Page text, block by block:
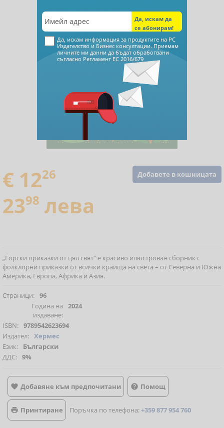
Добавете в кошницата
€ 1226
2398 лева
„Горски приказки от цял свят“ е красиво илюстрован сборник с
фолклорни приказки от всички краища на света – от Северна и Южна
Америка, Европа, Африка и Азия.
Страници: 96
Година на
издаване:
2024
ISBN: 9789542623694
Издател: Хермес
Език:
Български
ДДС: 9%
 Добавяне към предпочитани  Помощ
 Принтиране Поръчка по телефона:+359 877 954 760
Да, искам информация за продуктите на РС
Издателство и Бизнес консултации. Приемам
личните ми данни да бъдат обработвани
съгласно Регламент ЕС 2016/679